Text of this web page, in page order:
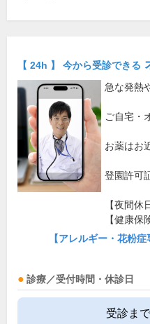
【 24h 】 今から受診できる
急な発熱
ご自宅・
お薬はお
登園許可
【夜間休
【健康保
【アレルギー・花粉
診療／受付時間・休診日
受診ま